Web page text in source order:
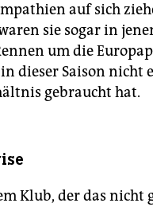
auf sich
sie sogar in
um die
dieser Saison nicht
gebraucht hat.
Klub, der das nicht